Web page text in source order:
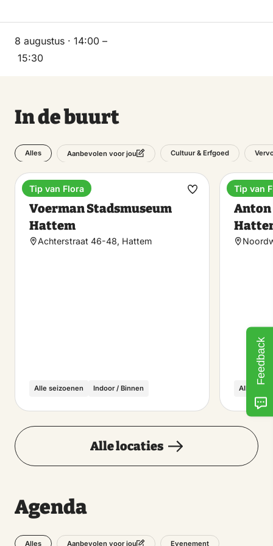
8 augustus · 14:00 –
15:30
In de buurt
Alles Aanbevolen voor jou Cultuur & Erfgoed
Museum
Voerman Stadsmuseum
Hattem
Achterstraat 46-48, Hattem
Alle seizoenen Indoor / Binnen
Tip van Flora
Maak
Anton
Alle
Tip van
Alle locaties
Agenda
Alles Aanbevolen voor jou Evenement
Feedback